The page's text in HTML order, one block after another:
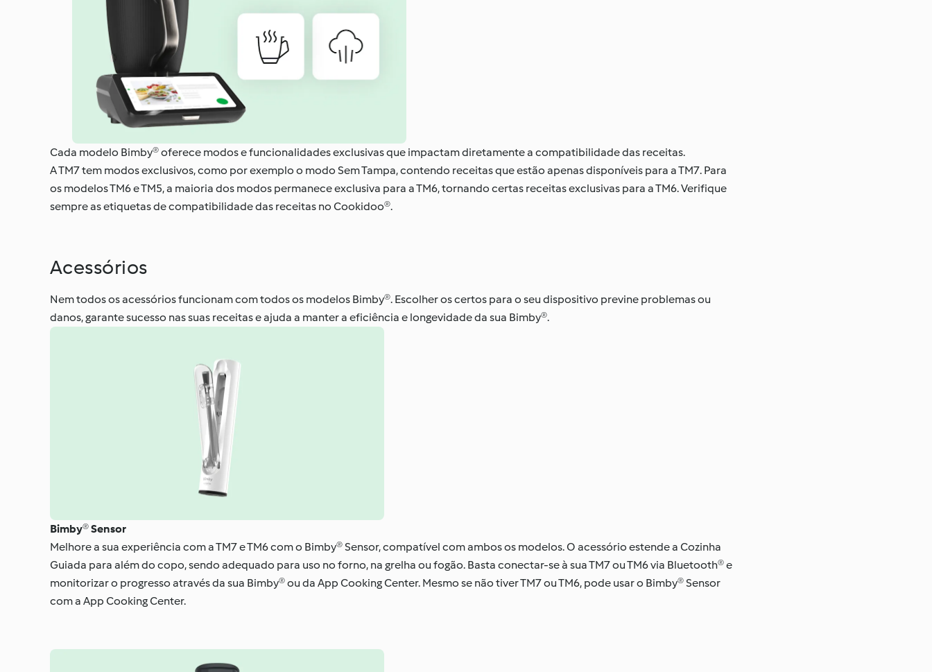
Cada modelo Bimby® oferece modos e funcionalidades exclusivas que impactam diretamente a compatibilidade das receitas.
A TM7 tem modos exclusivos, como por exemplo o modo Sem Tampa, contendo receitas que estão apenas disponíveis para a TM7. Para
os modelos TM6 e TM5, a maioria dos modos permanece exclusiva para a TM6, tornando certas receitas exclusivas para a TM6. Verifique
sempre as etiquetas de compatibilidade das receitas no Cookidoo®.
Acessórios
Nem todos os acessórios funcionam com todos os modelos Bimby®. Escolher os certos para o seu dispositivo previne problemas ou
danos, garante sucesso nas suas receitas e ajuda a manter a eficiência e longevidade da sua Bimby®.
Bimby® Sensor
Melhore a sua experiência com a TM7 e TM6 com o Bimby® Sensor, compatível com ambos os modelos. O acessório estende a Cozinha
Guiada para além do copo, sendo adequado para uso no forno, na grelha ou fogão. Basta conectar-se à sua TM7 ou TM6 via Bluetooth® e
monitorizar o progresso através da sua Bimby® ou da App Cooking Center. Mesmo se não tiver TM7 ou TM6, pode usar o Bimby® Sensor
com a App Cooking Center.